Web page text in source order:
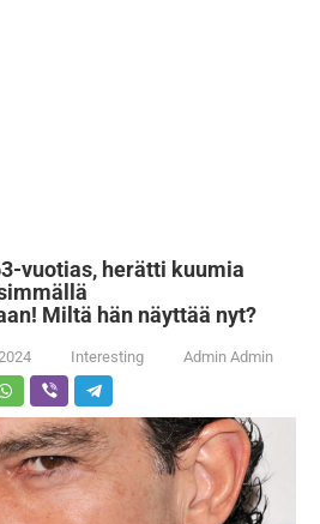
vuotias, herätti kuumia
Miltä hän näyttää nyt?
Interesting Admin Admin